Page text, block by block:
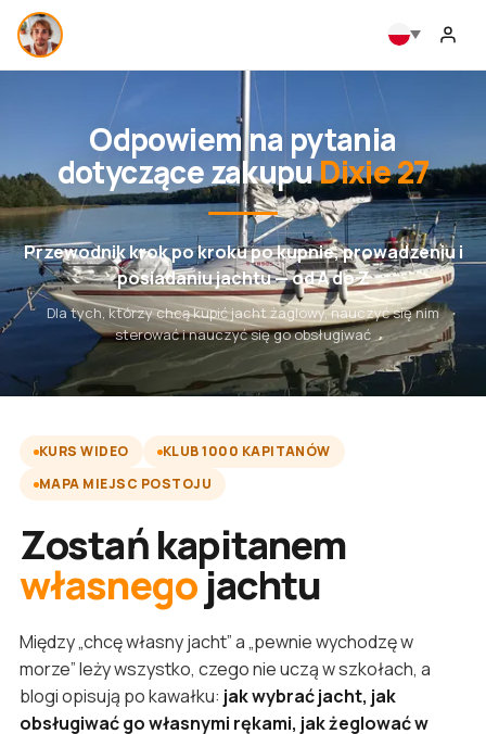
Odpowiem na pytania
dotyczące zakupuDixie 27
Przewodnik krok po kroku po kupnie, prowadzeniu i
posiadaniu jachtu — od A do Z
Dla tych, którzy chcą kupić jacht żaglowy, nauczyć się nim
sterować i nauczyć się go obsługiwać
KURS WIDEO
KLUB 1000 KAPITANÓW
MAPA MIEJSC POSTOJU
Zostań kapitanem
własnegojachtu
Między „chcę własny jacht” a „pewnie wychodzę w
morze” leży wszystko, czego nie uczą w szkołach, a
blogi opisują po kawałku: jak wybrać jacht, jak
obsługiwać go własnymi rękami, jak żeglować w